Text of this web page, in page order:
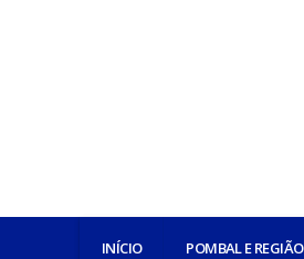
INÍCIO POMBAL E REGIÃO